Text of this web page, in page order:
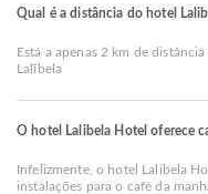
Qual é a distância do hotel
Está a apenas 2 km de
Lalībela
O hotel Lalibela Hotel oferece
Infelizmente, o hotel Lalibela
instalações para o café da